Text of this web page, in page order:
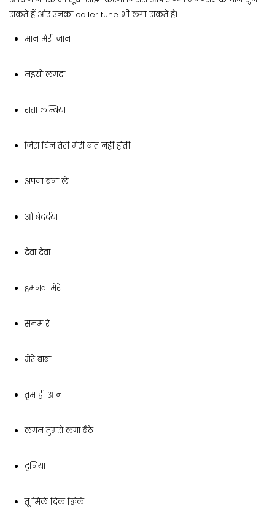
सकते हैं और उनका caller tune भी लगा सकते है।
मान मेरी जान
नइयो लगदा
रातां लम्बियां
जिस दिन तेरी मेरी बात नहीं होती
अपना बना ले
ओ बेदर्दया
देवा देवा
हमनवा मेरे
सनम रे
मेरे बाबा
तुम ही आना
लगन तुमसे लगा बैठे
दुनिया
तू मिले दिल खिले